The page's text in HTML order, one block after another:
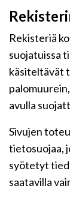
Rekisteriä
suojatuissa
käsiteltävät
avulla
Sivujen
tietosuojaa,
syötetyt
saatavilla